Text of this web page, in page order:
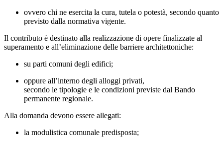
ovvero chi ne esercita la cura, tutela o potestà, secondo quanto
previsto dalla normativa vigente.
Il contributo è destinato alla realizzazione di opere finalizzate al
superamento e all’eliminazione delle barriere architettoniche:
su parti comuni degli edifici;
oppure all’interno degli alloggi privati,
secondo le tipologie e le condizioni previste dal Bando
permanente regionale.
Alla domanda devono essere allegati:
la modulistica comunale predisposta;